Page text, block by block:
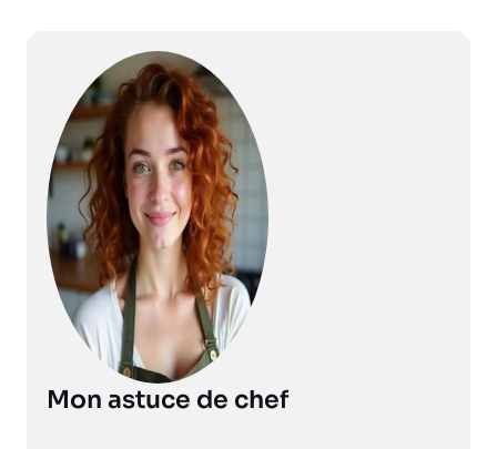
Mon astuce de chef